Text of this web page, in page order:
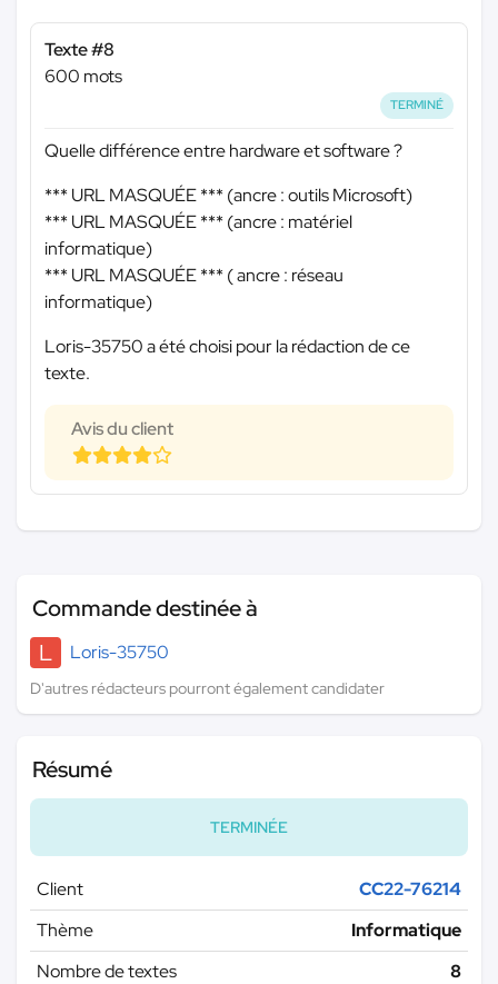
Texte #8
600 mots
TERMINÉ
Quelle différence entre hardware et software ?
*** URL MASQUÉE *** (ancre : outils Microsoft)
*** URL MASQUÉE *** (ancre : matériel
informatique)
*** URL MASQUÉE *** ( ancre : réseau
informatique)
Loris-35750 a été choisi pour la rédaction de ce
texte.
Avis du client
Commande destinée à
L
Loris-35750
D'autres rédacteurs pourront également candidater
Résumé
TERMINÉE
Client
CC22-76214
Thème
Informatique
Nombre de textes
8